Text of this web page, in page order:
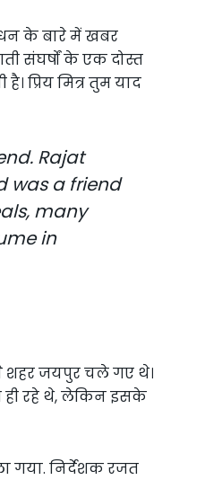
के बारे में खबर
संघर्षों के एक दोस्त
प्रिय मित्र तुम याद
Rajat
was a friend
many
in
शहर जयपुर चले गए थे।
ही रहे थे, लेकिन इसके
गया. निर्देशक रजत